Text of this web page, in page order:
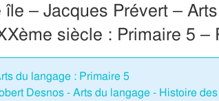
– Jacques Prévert –
siècle : Primaire 5 –
du langage : Primaire 5
Desnos - Arts du langage - Histoire